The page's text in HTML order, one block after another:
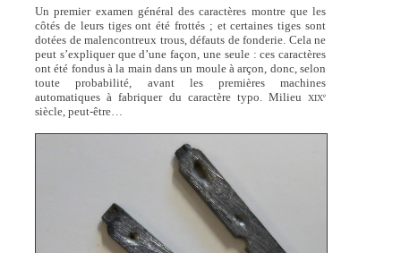
Un premier examen général des caractères montre que les
côtés de leurs tiges ont été frottés ; et certaines tiges sont
dotées de malencontreux trous, défauts de fonderie. Cela ne
peut s’expliquer que d’une façon, une seule : ces caractères
ont été fondus à la main dans un moule à arçon, donc, selon
toute probabilité, avant les premières machines
automatiques à fabriquer du caractère typo. MilieuXIXe
siècle, peut-être…